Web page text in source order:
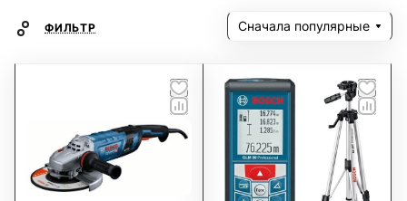
ФИЛЬТР Сначала популярные